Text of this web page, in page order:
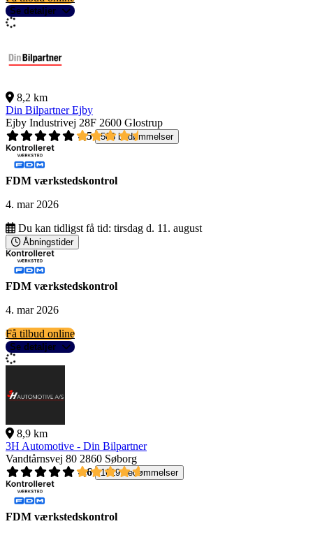
Se detaljer
8,2 km
Din Bilpartner Ejby
Ejby Industrivej 28F 2600 Glostrup
4,5
503 bedømmelser
FDM værkstedskontrol
4. mar 2026
Du kan tidligst få tid: tirsdag d. 11. august
Åbningstider
FDM værkstedskontrol
4. mar 2026
Få tilbud online
Se detaljer
8,9 km
3H Automotive - Din Bilpartner
Vandtårnsvej 80 2860 Søborg
4,6
1619 bedømmelser
FDM værkstedskontrol